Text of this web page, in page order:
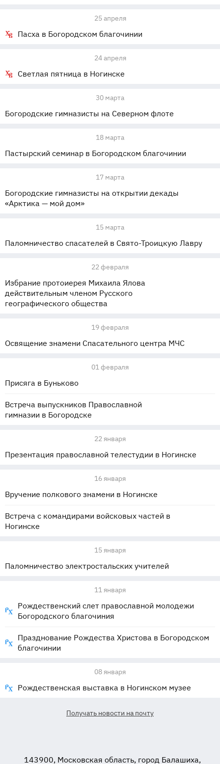
25 апреля
Пасха в Богородском благочинии
24 апреля
Светлая пятница в Ногинске
30 марта
Богородские гимназисты на Северном флоте
18 марта
Пастырский семинар в Богородском благочинии
17 марта
Богородские гимназисты на открытии декады
«Арктика — мой дом»
15 марта
Паломничество спасателей в Свято-Троицкую Лавру
22 февраля
Избрание протоиерея Михаила Ялова
действительным членом Русского
географического общества
19 февраля
Освящение знамени Спасательного центра МЧС
01 февраля
Присяга в Буньково
Встреча выпускников Православной
гимназии в Богородске
22 января
Презентация православной телестудии в Ногинске
16 января
Вручение полкового знамени в Ногинске
Встреча с командирами войсковых частей в
Ногинске
15 января
Паломничество электростальских учителей
11 января
Рождественский слет православной молодежи
Богородского благочиния
Празднование Рождества Христова в Богородском
благочинии
08 января
Рождественская выставка в Ногинском музее
Получать новости на почту
143900, Московская область, город Балашиха,